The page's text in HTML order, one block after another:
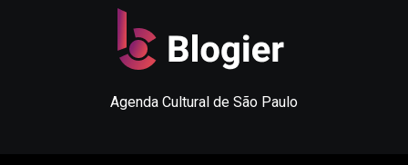
Agenda Cultural de São Paulo